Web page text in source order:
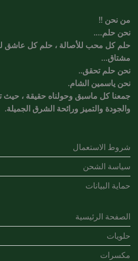
من نحن !!
نحن حلم….
حلم كل محب للأصالة ، حلم كل عاشق
مشتاق…
نحن حلم تحقق..
نحن ياسمين الشام.
جمعنا كل ماسبق وحولناه حقيقة ، حيث
والجودة والتميز ورائحة الشرق الجميلة.
شروط الاستعمال
سياسة الشحن
حماية البيانات
الصفحة الرئيسية
حلويات
مكسرات